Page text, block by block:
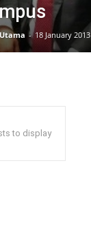
- 18 January 2013
to display